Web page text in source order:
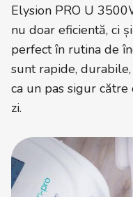
Elysion PRO U
nu doar eficientă, ci
perfect în rutina de
sunt rapide,
ca un pas sigur
zi.